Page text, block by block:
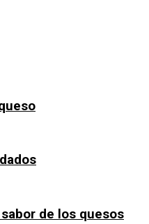
de los quesos